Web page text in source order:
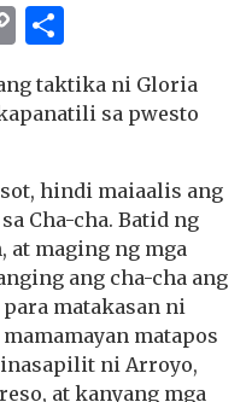
Copy
Link
taktika ni Gloria
sa pwesto
hindi maiaalis ang
Cha-cha. Batid ng
at maging ng mga
ang cha-cha ang
para matakasan ni
matapos
ni Arroyo,
at kanyang mga